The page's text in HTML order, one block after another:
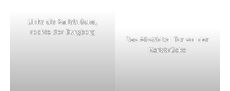
Links die Karlsbrücke,
rechts der Burgberg
Das Altstädter Tor vor der
Karlsbrücke